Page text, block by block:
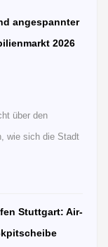
angespannter
2026
über den
wie sich die Stadt
Stuttgart: Air-